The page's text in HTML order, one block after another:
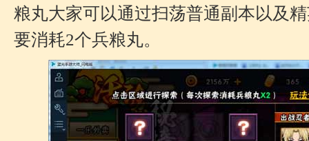
粮丸大家可以通过扫荡普通副本以及
要消耗2个兵粮丸。